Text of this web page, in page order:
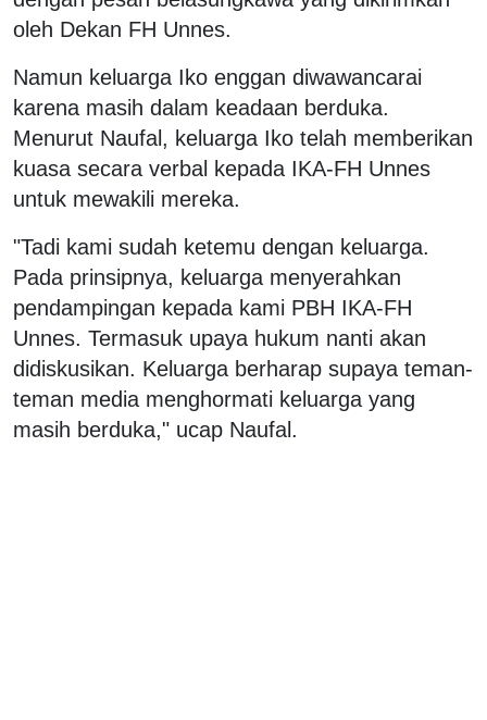
oleh Dekan FH Unnes.
Namun keluarga Iko enggan diwawancarai
karena masih dalam keadaan berduka.
Menurut Naufal, keluarga Iko telah memberikan
kuasa secara verbal kepada IKA-FH Unnes
untuk mewakili mereka.
"Tadi kami sudah ketemu dengan keluarga.
Pada prinsipnya, keluarga menyerahkan
pendampingan kepada kami PBH IKA-FH
Unnes. Termasuk upaya hukum nanti akan
didiskusikan. Keluarga berharap supaya teman-
teman media menghormati keluarga yang
masih berduka," ucap Naufal.